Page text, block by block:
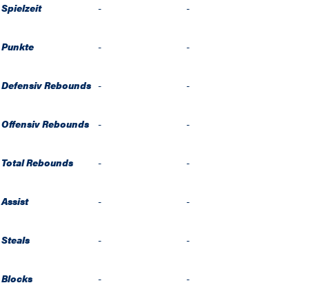
Spielzeit - -
Punkte - -
Defensiv Rebounds - -
Offensiv Rebounds - -
Total Rebounds - -
Assist - -
Steals - -
Blocks - -